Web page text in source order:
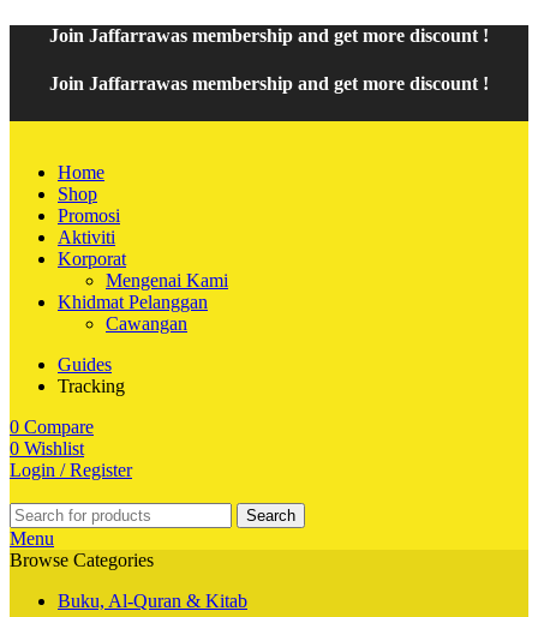
Join Jaffarrawas membership and get more discount !
Join Jaffarrawas membership and get more discount !
Home
Shop
Promosi
Aktiviti
Korporat
Mengenai Kami
Khidmat Pelanggan
Cawangan
Guides
Tracking
0 Compare
0 Wishlist
Login / Register
Search
Menu
Browse Categories
Buku, Al-Quran & Kitab